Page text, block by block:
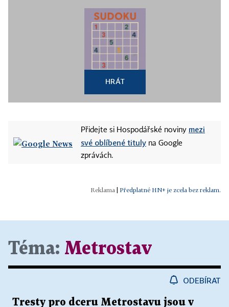
HRÁT
Přidejte si Hospodářské noviny mezi
své oblíbené tituly na Google
zprávách.
Předplatné HN+ je zcela bez reklam.
Téma: Metrostav
ODEBÍRAT
Tresty pro dceru Metrostavu jsou v